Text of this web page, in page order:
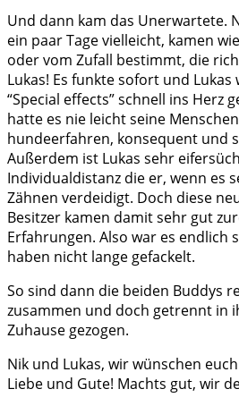
Und dann kam das Unerwartete.
ein paar Tage vielleicht, kamen
oder vom Zufall bestimmt, die
Lukas! Es funkte sofort und
“Special effects” schnell ins Herz
hatte es nie leicht seine
hundeerfahren, konsequent und
Außerdem ist Lukas sehr
Individualdistanz die er, wenn es
Zähnen verdeidigt. Doch diese
Besitzer kamen damit sehr gut
Erfahrungen. Also war es endlich
haben nicht lange gefackelt.
So sind dann die beiden Buddys
zusammen und doch getrennt in
Zuhause gezogen.
Nik und Lukas, wir wünschen
Liebe und Gute! Machts gut, wir